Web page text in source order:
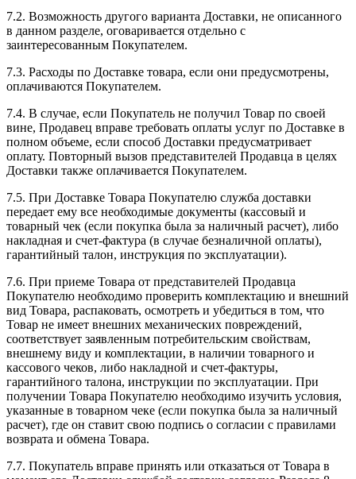
7.2. Возможность другого варианта Доставки, не описанного
в данном разделе, оговаривается отдельно с
заинтересованным Покупателем.
7.3. Расходы по Доставке товара, если они предусмотрены,
оплачиваются Покупателем.
7.4. В случае, если Покупатель не получил Товар по своей
вине, Продавец вправе требовать оплаты услуг по Доставке в
полном объеме, если способ Доставки предусматривает
оплату. Повторный вызов представителей Продавца в целях
Доставки также оплачивается Покупателем.
7.5. При Доставке Товара Покупателю служба доставки
передает ему все необходимые документы (кассовый и
товарный чек (если покупка была за наличный расчет), либо
накладная и счет-фактура (в случае безналичной оплаты),
гарантийный талон, инструкция по эксплуатации).
7.6. При приеме Товара от представителей Продавца
Покупателю необходимо проверить комплектацию и внешний
вид Товара, распаковать, осмотреть и убедиться в том, что
Товар не имеет внешних механических повреждений,
соответствует заявленным потребительским свойствам,
внешнему виду и комплектации, в наличии товарного и
кассового чеков, либо накладной и счет-фактуры,
гарантийного талона, инструкции по эксплуатации. При
получении Товара Покупателю необходимо изучить условия,
указанные в товарном чеке (если покупка была за наличный
расчет), где он ставит свою подпись о согласии с правилами
возврата и обмена Товара.
7.7. Покупатель вправе принять или отказаться от Товара в